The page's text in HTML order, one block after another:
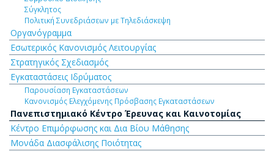
Σύγκλητος
Πολιτική Συνεδριάσεων με Τηλεδιάσκεψη
Οργανόγραμμα
Εσωτερικός Κανονισμός Λειτουργίας
Στρατηγικός Σχεδιασμός
Εγκαταστάσεις Ιδρύματος
Παρουσίαση Εγκαταστάσεων
Κανονισμός Ελεγχόμενης Πρόσβασης Εγκαταστάσεων
Πανεπιστημιακό Κέντρο Έρευνας και Καινοτομίας
Κέντρο Επιμόρφωσης και Δια Βίου Μάθησης
Μονάδα Διασφάλισης Ποιότητας